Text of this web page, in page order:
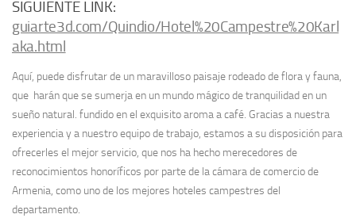
SIGUIENTE LINK:
guiarte3d.com/Quindio/Hotel%20Campestre%20Karl
aka.html
Aquí, puede disfrutar de un maravilloso paisaje rodeado de flora y fauna,
que harán que se sumerja en un mundo mágico de tranquilidad en un
sueño natural. fundido en el exquisito aroma a café. Gracias a nuestra
experiencia y a nuestro equipo de trabajo, estamos a su disposición para
ofrecerles el mejor servicio, que nos ha hecho merecedores de
reconocimientos honoríficos por parte de la cámara de comercio de
Armenia, como uno de los mejores hoteles campestres del
departamento.